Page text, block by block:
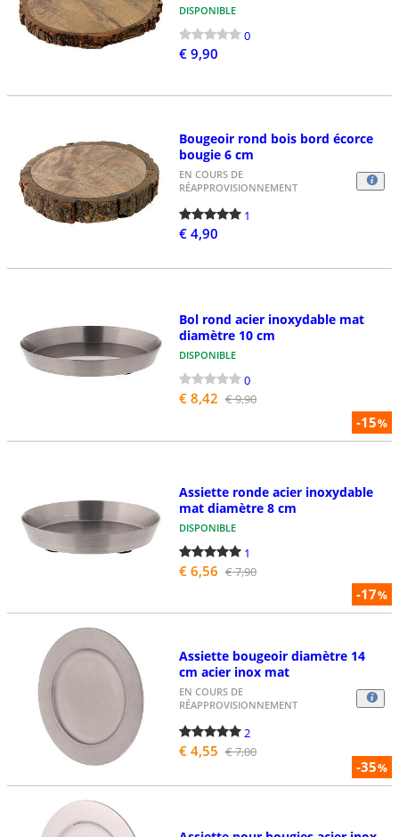
DISPONIBLE
0
€ 9,90
Bougeoir rond bois bord écorce
bougie 6 cm
EN COURS DE
RÉAPPROVISIONNEMENT
1
€ 4,90
-15%
Bol rond acier inoxydable mat
diamètre 10 cm
DISPONIBLE
0
€ 8,42 € 9,90
-17%
Assiette ronde acier inoxydable
mat diamètre 8 cm
DISPONIBLE
1
€ 6,56 € 7,90
-35%
Assiette bougeoir diamètre 14
cm acier inox mat
EN COURS DE
RÉAPPROVISIONNEMENT
2
€ 4,55 € 7,00